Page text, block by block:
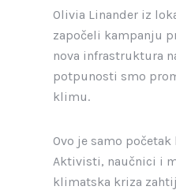
Olivia Linander iz
započeli kampanju
nova infrastruktura
potpunosti smo
klimu.
Ovo je samo
Aktivisti, naučnici i
klimatska kriza